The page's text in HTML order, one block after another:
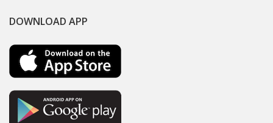
DOWNLOAD APP